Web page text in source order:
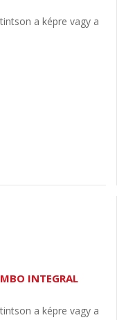
a képre vagy a
INTEGRAL
a képre vagy a